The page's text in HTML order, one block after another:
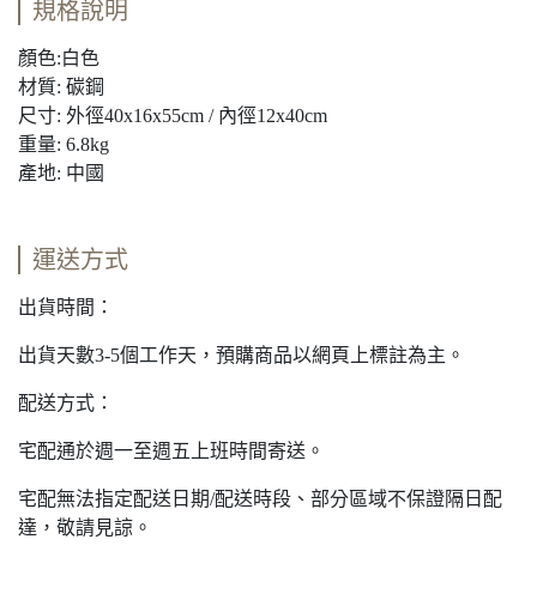
規格說明
顏色:白色
材質: 碳鋼
尺寸: 外徑40x16x55cm / 內徑12x40cm
重量: 6.8kg
產地: 中國
運送方式
出貨時間：
出貨天數3-5個工作天，預購商品以網頁上標註為主。
配送方式：
宅配通於週一至週五上班時間寄送。
宅配無法指定配送日期/配送時段、部分區域不保證隔日配
達，敬請見諒。